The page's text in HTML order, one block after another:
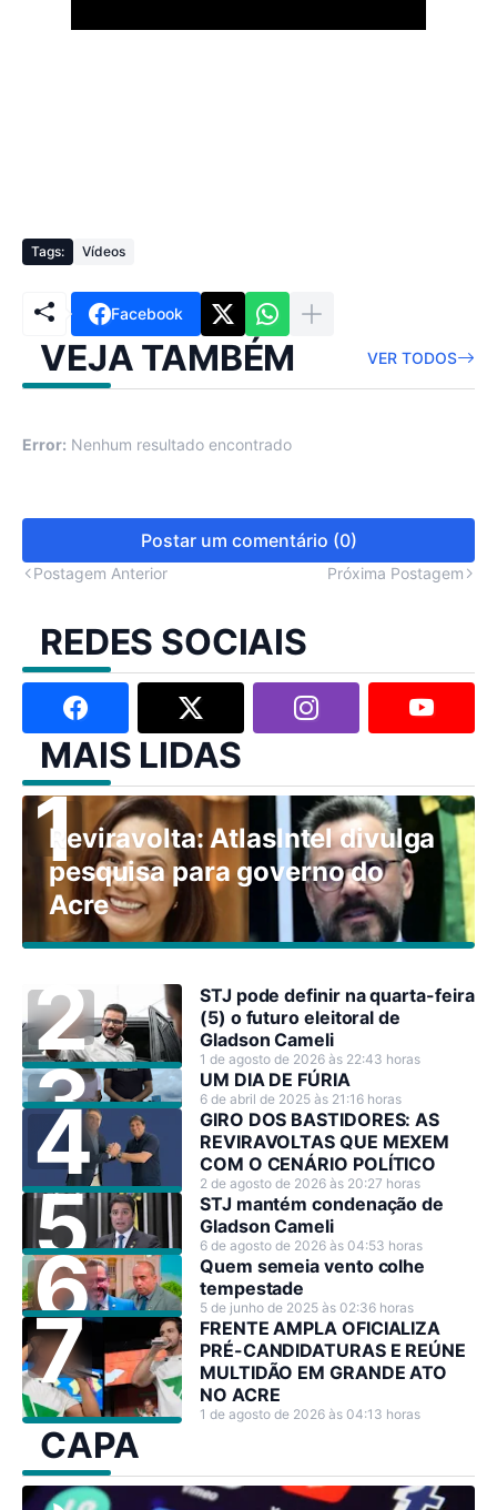
Tags: Vídeos
Facebook
VEJA TAMBÉM VER TODOS
Error: Nenhum resultado encontrado
Postar um comentário (0)
Postagem Anterior Próxima Postagem
REDES SOCIAIS
MAIS LIDAS
Reviravolta: AtlasIntel divulga
pesquisa para governo do
Acre
STJ pode definir na quarta-feira
(5) o futuro eleitoral de
Gladson Cameli
1 de agosto de 2026 às 22:43 horas
UM DIA DE FÚRIA
6 de abril de 2025 às 21:16 horas
GIRO DOS BASTIDORES: AS
REVIRAVOLTAS QUE MEXEM
COM O CENÁRIO POLÍTICO
2 de agosto de 2026 às 20:27 horas
STJ mantém condenação de
Gladson Cameli
6 de agosto de 2026 às 04:53 horas
Quem semeia vento colhe
tempestade
5 de junho de 2025 às 02:36 horas
FRENTE AMPLA OFICIALIZA
PRÉ-CANDIDATURAS E REÚNE
MULTIDÃO EM GRANDE ATO
NO ACRE
1 de agosto de 2026 às 04:13 horas
CAPA